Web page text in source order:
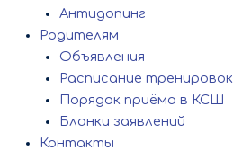
Антидопинг
Родителям
Объявления
Расписание тренировок
Порядок приёма в КСШ
Бланки заявлений
Контакты